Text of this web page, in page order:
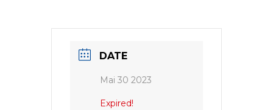
DATE
Mai 30 2023
Expired!